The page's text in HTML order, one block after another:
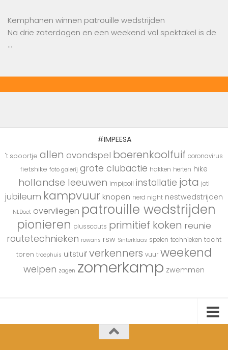
Kemphanen winnen patrouille wedstrijden
Na drie zaterdagen en een weekend vol spektakel is de
…
#IMPEESA
't spoortje allen avondspel boerenkoolfuif coronavirus
fietshike foto galerij grote clubactie hakken herten hike
hollandse leeuwen impipoll installatie jota joti
jubileum kampvuur knopen nerd night nestwedstrijden
NLDoet overvliegen patrouille wedstrijden
pionieren plusscouts primitief koken reunie
routetechnieken rowans rsw Sinterklaas spelen technieken tocht
toren troephuis uitstuif verkenners vuur weekend
welpen zagen zomerkamp zwemmen